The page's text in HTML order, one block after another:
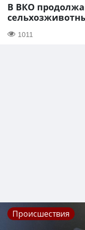
В ВКО
1011
Происшествия